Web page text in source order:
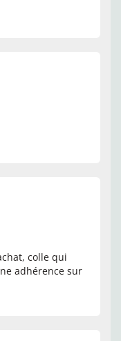
colle qui
adhérence sur